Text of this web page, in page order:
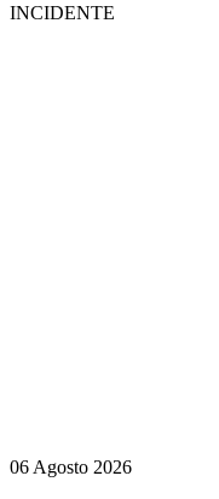
INCIDENTE
06 Agosto 2026